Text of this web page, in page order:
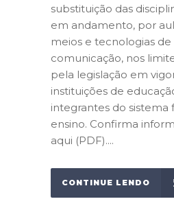
substituição das
em andamento, por
meios e tecnologias
comunicação, nos
pela legislação em
instituições de
integrantes do sistema
ensino. Confirma
aqui (PDF)....
CONTINUE LENDO